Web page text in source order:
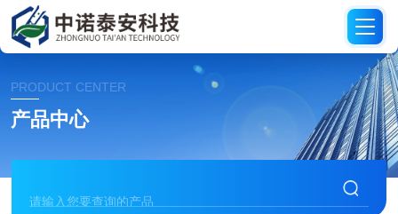
PRODUCT CENTER
产品中心